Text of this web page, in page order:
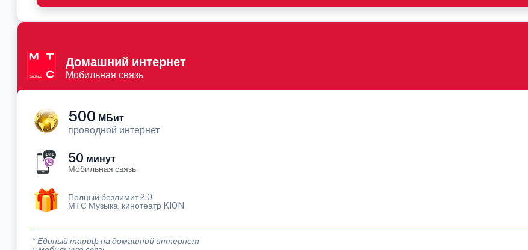
Домашний интернет
Мобильная связь
500 МБит
проводной интернет
50 минут
Мобильная связь
Полный безлимит 2.0
МТС Музыка, кинотеатр KION
* Единый тариф на домашний интернет